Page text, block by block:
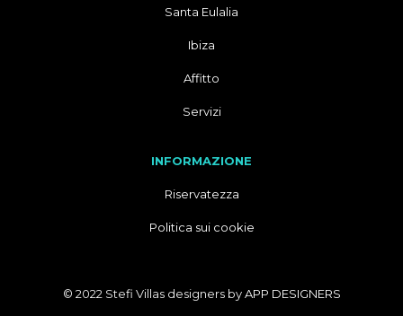
Santa Eulalia
Ibiza
Affitto
Servizi
INFORMAZIONE
Riservatezza
Politica sui cookie
© 2022 Stefi Villas designers byAPP DESIGNERS